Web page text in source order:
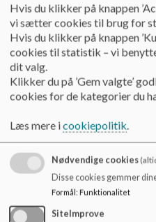
Skolebestyrelsen afholder
Har du spørgsmål eller inputs
kontakte
(Tine@bjoerka.dk) eller
(sfk-skole@aalborg.dk)
Møder i skoleåret 2025/2026:
Onsdag d. 10. september 2025
Onsdag d. 22. oktober 2025
Onsdag d. 3. november 2025
Onsdag d. 28. januar 2026
Onsdag d. 4. marts 2026
Onsdag d. 29. april 2026
Hvis du klikker på knappen
vi sætter cookies til brug for
Hvis du klikker på knappen
cookies til statistik – vi
dit valg.
Klikker du på ’Gem valgte’
cookies for de kategorier du
Læs mere icookiepolitik.
Nødvendige cookies
Disse cookies gemmer
Formål: Funktionalitet
SiteImprove